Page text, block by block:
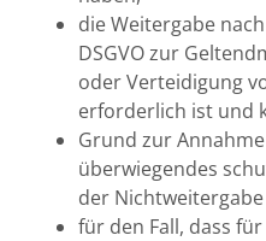
die Weitergabe
DSGVO zur
oder Verteidigung
erforderlich ist und
Grund zur
überwiegendes
der
für den Fall, dass